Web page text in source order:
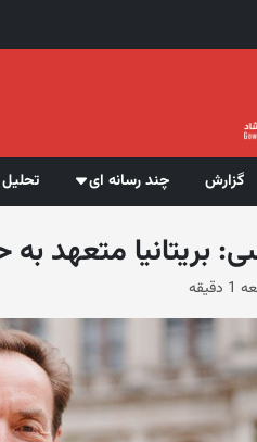
گزارش چند رسانه ای
بریتانیا متعهد